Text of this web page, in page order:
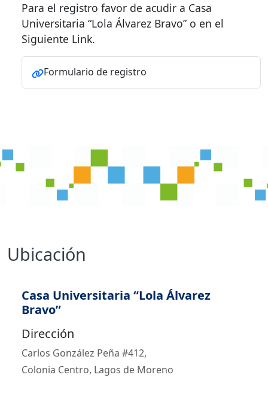
Para el registro favor de acudir a Casa
Universitaria “Lola Álvarez Bravo” o en el
Siguiente Link.
Formulario de registro
Ubicación
Casa Universitaria “Lola Álvarez
Bravo”
Dirección
Carlos González Peña #412,
Colonia Centro, Lagos de Moreno